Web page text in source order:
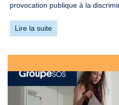
provocation publique à la
Lire la suite